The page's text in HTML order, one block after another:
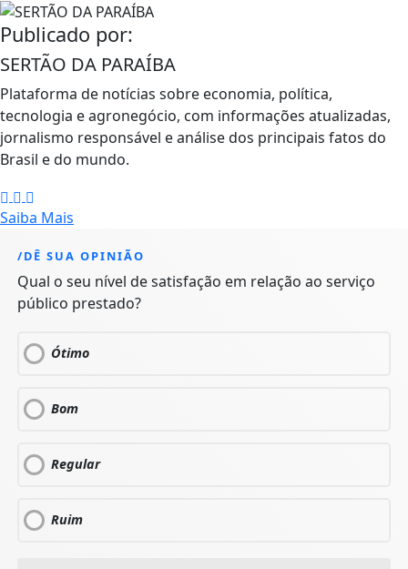
Publicado por:
SERTÃO DA PARAÍBA
Plataforma de notícias sobre economia, política,
tecnologia e agronegócio, com informações atualizadas,
jornalismo responsável e análise dos principais fatos do
Brasil e do mundo.
Saiba Mais
/DÊ SUA OPINIÃO
Qual o seu nível de satisfação em relação ao serviço
público prestado?
Ótimo
Bom
Regular
Ruim